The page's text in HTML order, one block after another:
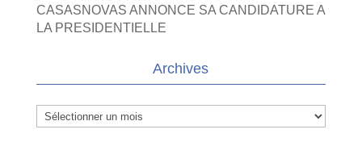
CASASNOVAS ANNONCE SA CANDIDATURE A
LA PRESIDENTIELLE
Archives
Archives